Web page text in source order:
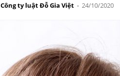
Công ty luật Đỗ Gia Việt - 24/10/2020